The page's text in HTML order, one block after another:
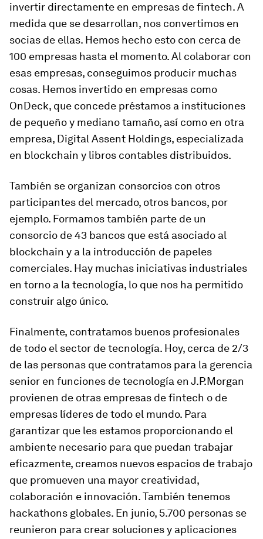
invertir directamente en empresas de fintech. A
medida que se desarrollan, nos convertimos en
socias de ellas. Hemos hecho esto con cerca de
100 empresas hasta el momento. Al colaborar con
esas empresas, conseguimos producir muchas
cosas. Hemos invertido en empresas como
OnDeck, que concede préstamos a instituciones
de pequeño y mediano tamaño, así como en otra
empresa, Digital Assent Holdings, especializada
en blockchain y libros contables distribuidos.
También se organizan consorcios con otros
participantes del mercado, otros bancos, por
ejemplo. Formamos también parte de un
consorcio de 43 bancos que está asociado al
blockchain y a la introducción de papeles
comerciales. Hay muchas iniciativas industriales
en torno a la tecnología, lo que nos ha permitido
construir algo único.
Finalmente, contratamos buenos profesionales
de todo el sector de tecnología. Hoy, cerca de 2/3
de las personas que contratamos para la gerencia
senior en funciones de tecnología en J.P.Morgan
provienen de otras empresas de fintech o de
empresas líderes de todo el mundo. Para
garantizar que les estamos proporcionando el
ambiente necesario para que puedan trabajar
eficazmente, creamos nuevos espacios de trabajo
que promueven una mayor creatividad,
colaboración e innovación. También tenemos
hackathons globales. En junio, 5.700 personas se
reunieron para crear soluciones y aplicaciones